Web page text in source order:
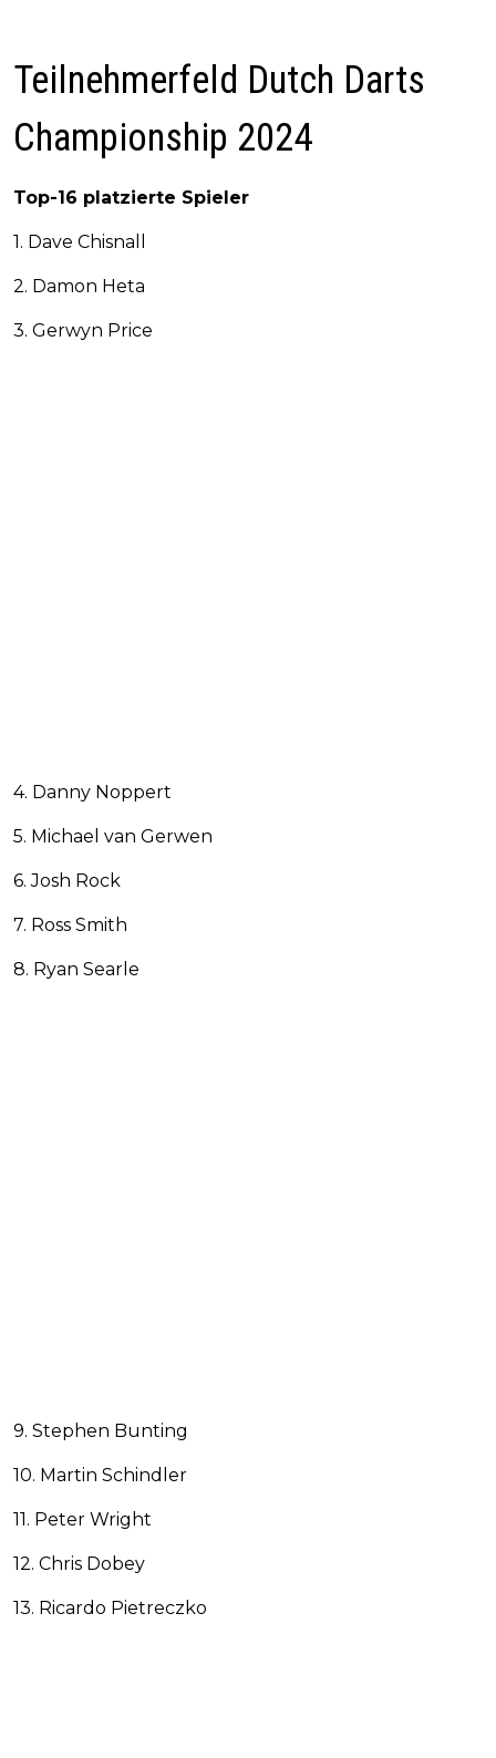
Teilnehmerfeld Dutch Darts
Championship 2024
Top-16 platzierte Spieler
1. Dave Chisnall
2. Damon Heta
3. Gerwyn Price
4. Danny Noppert
5. Michael van Gerwen
6. Josh Rock
7. Ross Smith
8. Ryan Searle
9. Stephen Bunting
10. Martin Schindler
11. Peter Wright
12. Chris Dobey
13. Ricardo Pietreczko